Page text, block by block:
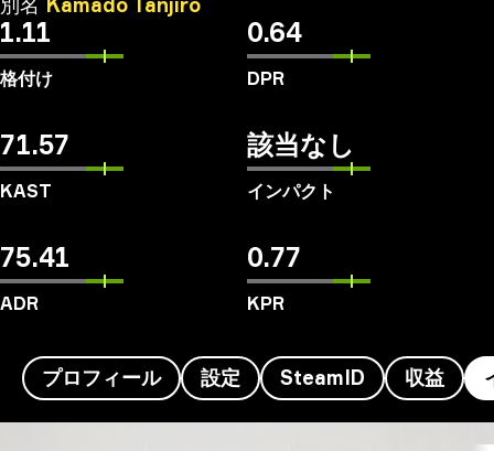
1.11
格付け
0.64
DPR
71.57
KAST
該当なし
インパクト
75.41
ADR
0.77
KPR
プロフィール 設定 SteamID 収益